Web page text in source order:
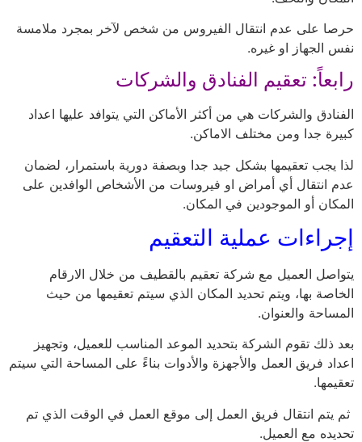
حرصا على عدم انتقال الفيروس من شخص لآخر بمجرد ملامسة
نفس الجهاز او غيره.
رابعاً: تعقيم الفنادق والشركات
الفنادق والشركات هي من أكثر الأماكن التي يتوافد عليها اعداد
كبيرة جدا ومن مختلف الاماكن.
لذا يجب تعقيمها بشكل جيد جدا وبصفة دورية باستمرار، لضمان
عدم انتقال أي أمراض او فيروسات من الأشخاص الوافدين على
المكان أو الموجودين في المكان.
إجراءات عملية التعقيم
يتواصل العميل مع شركة تعقيم بالقطيف من خلال الارقام
الخاصة بها، ويتم تحديد المكان الذي سيتم تعقيمها من حيث
المساحة والعنوان.
بعد ذلك تقوم الشركة بتحديد الموعد المناسب للعميل، وتجهيز
اعداد فريق العمل والأجهزة والأدوات بناءً على المساحة التي سيتم
تعقيمها.
ثم يتم انتقال فريق العمل إلى موقع العمل في الوقت الذي تم
تحديده مع العميل.